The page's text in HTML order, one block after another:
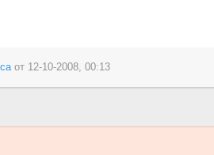
от 12-10-2008, 00:13